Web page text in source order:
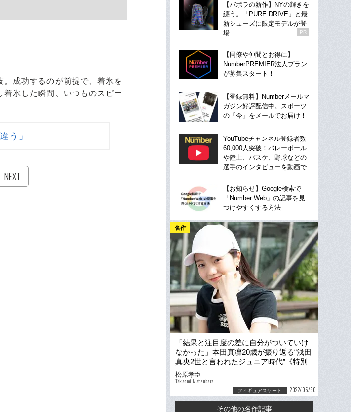
成功するのが前提で、着氷を
氷した瞬間、いつものスピー
う」
NEXT
【バボラの新作】NYの輝きを
纏う。「PURE DRIVE」と最
新シューズに限定モデルが登
場
PR
【同僚や仲間とお得に】
NumberPREMIER法人プラン
が募集スタート！
【登録無料】Numberメールマ
ガジン好評配信中。スポーツ
の「今」をメールでお届け！
YouTubeチャンネル登録者数
60,000人突破！バレーボール
や陸上、バスケ、野球などの
選手のインタビューを動画で
【お知らせ】Google検索で
「Number Web」の記事を見
つけやすくする方法
名作
「結果と注目度の差に自分がついていけ
なかった」本田真凜20歳が振り返る“浅田
真央2世と言われたジュニア時代”《特別
グラビア》
松原孝臣
Takaomi Matsubara
フィギュアスケート 2022/05/30
その他の名作記事